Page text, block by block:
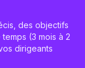
des objectifs
(3 mois à 2
dirigeants